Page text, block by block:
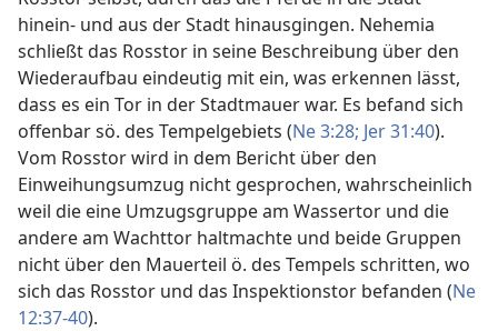
hinein- und aus der Stadt hinausgingen. Nehemia
schließt das Rosstor in seine Beschreibung über den
Wiederaufbau eindeutig mit ein, was erkennen lässt,
dass es ein Tor in der Stadtmauer war. Es befand sich
offenbar sö. des Tempelgebiets (Ne 3:28; Jer 31:40).
Vom Rosstor wird in dem Bericht über den
Einweihungsumzug nicht gesprochen, wahrscheinlich
weil die eine Umzugsgruppe am Wassertor und die
andere am Wachttor haltmachte und beide Gruppen
nicht über den Mauerteil ö. des Tempels schritten, wo
sich das Rosstor und das Inspektionstor befanden (Ne
12:37-40).